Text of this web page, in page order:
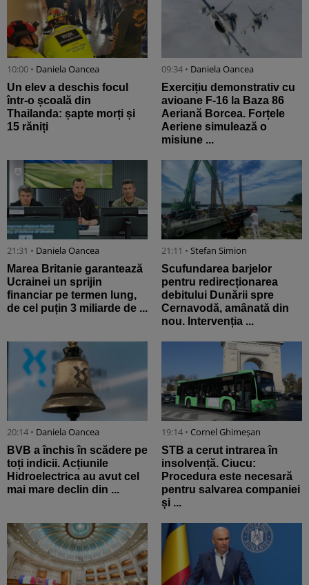
10:00 • Daniela Oancea
Un elev a deschis focul
într-o școală din
Thailanda: șapte morți și
15 răniți
09:34 • Daniela Oancea
Exercițiu demonstrativ cu
avioane F-16 la Baza 86
Aeriană Borcea. Forțele
Aeriene simulează o
misiune ...
21:31 • Daniela Oancea
Marea Britanie garantează
Ucrainei un sprijin
financiar pe termen lung,
de cel puțin 3 miliarde de ...
21:11 • Stefan Simion
Scufundarea barjelor
pentru redirecționarea
debitului Dunării spre
Cernavodă, amânată din
nou. Intervenția ...
20:14 • Daniela Oancea
BVB a închis în scădere pe
toți indicii. Acțiunile
Hidroelectrica au avut cel
mai mare declin din ...
19:14 • Cornel Ghimeșan
STB a cerut intrarea în
insolvență. Ciucu:
Procedura este necesară
pentru salvarea companiei
și ...